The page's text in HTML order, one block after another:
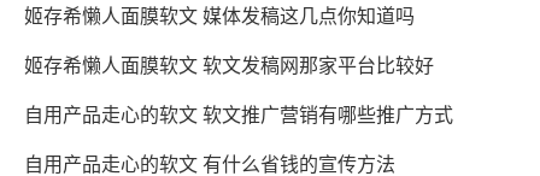
姬存希懒人面膜软文 媒体发稿这几点你知道吗
姬存希懒人面膜软文 软文发稿网那家平台比较好
自用产品走心的软文 软文推广营销有哪些推广方式
自用产品走心的软文 有什么省钱的宣传方法